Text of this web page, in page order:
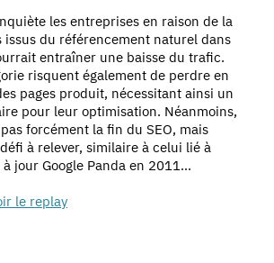
les entreprises en raison de la
issus du référencement naturel dans
entraîner une baisse du trafic.
risquent également de perdre en
pages produit, nécessitant ainsi un
pour leur optimisation. Néanmoins,
forcément la fin du SEO, mais
à relever, similaire à celui lié à
jour Google Panda en 2011…
le replay